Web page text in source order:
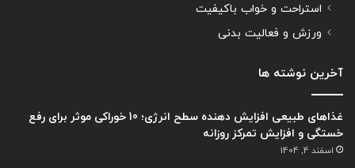
استراحت و خواب باکیفیت
ورزش و فعالیت بدنی
آخرین نوشته ها
غذاهای طبیعی افزایش دهنده سطح انرژی؛ 10 خوراکی موثر برای رفع
خستگی و افزایش تمرکز روزانه
اسفند 4, 1404